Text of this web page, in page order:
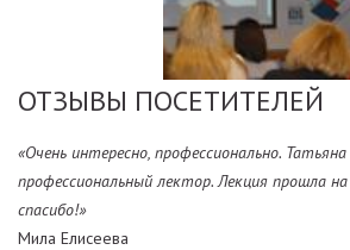
ОТЗЫВЫ ПОСЕТИТЕЛЕЙ
«Очень интересно, профессионально.
профессиональный лектор. Лекция прошла
спасибо!»
Мила Елисеева